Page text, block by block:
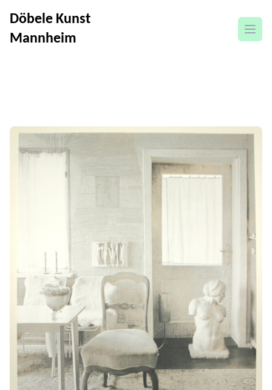
Döbele Kunst
Mannheim